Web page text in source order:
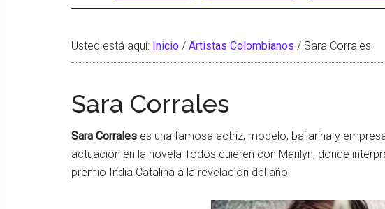
Usted está aquí: Inicio / Artistas Colombianos / Sara Corrales
Sara Corrales
Sara Corrales es una famosa actriz, modelo, bailarina y
actuacion en la novela Todos quieren con Marilyn, donde
premio India Catalina a la revelación del año.